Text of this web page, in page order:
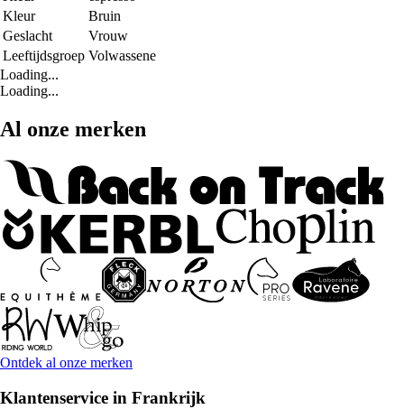
Kleur
Bruin
Geslacht
Vrouw
Leeftijdsgroep Volwassene
Loading...
Loading...
Al onze merken
Ontdek al onze merken
Klantenservice in Frankrijk